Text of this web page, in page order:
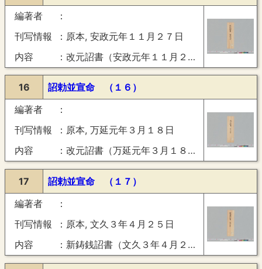
編著者
刊写情報
原本, 安政元年１１月２７日
内容
改元詔書（安政元年１１月２７日）
16
詔勅並宣命 （１６）
編著者
刊写情報
原本, 万延元年３月１８日
内容
改元詔書（万延元年３月１８日）
17
詔勅並宣命 （１７）
編著者
刊写情報
原本, 文久３年４月２５日
内容
新鋳銭詔書（文久３年４月２５日）